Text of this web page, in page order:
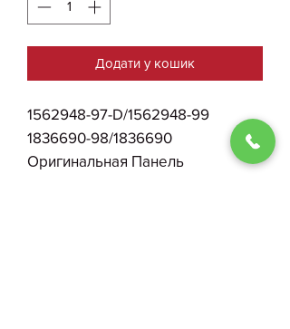
Додати у кошик
1562948-97-D/1562948-99
1836690-98/1836690
Оригинальная Панель